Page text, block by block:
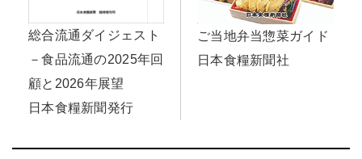
総合流通ダイジェスト
－食品流通の2025年回
顧と2026年展望
日本食糧新聞発行
ご当地弁当惣菜ガイド
日本食糧新聞社